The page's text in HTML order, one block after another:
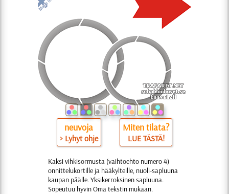
neuvoja
> Lyhyt ohje
Miten tilata?
LUE TÄSTÄ!
Kaksi vihkisormusta (vaihtoehto numero 4)
onnittelukortille ja hääkylteille, nuoli-sapluuna
kaupan päälle. Yksikerroksinen sapluuna.
Sopeutuu hyvin Oma tekstin mukaan.